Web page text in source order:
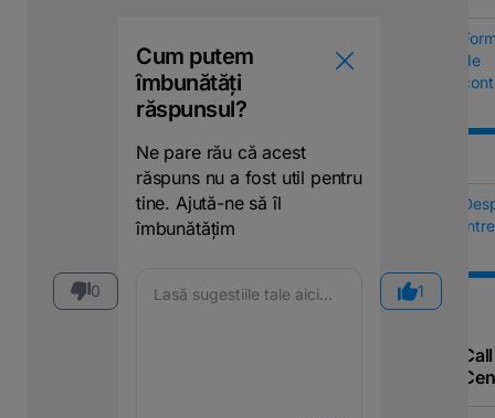
de
Call
0
Cum putem
îmbunătăți
răspunsul?
Ne pare rău că acest
răspuns nu a fost util pentru
tine. Ajută-ne să îl
îmbunătățim
1